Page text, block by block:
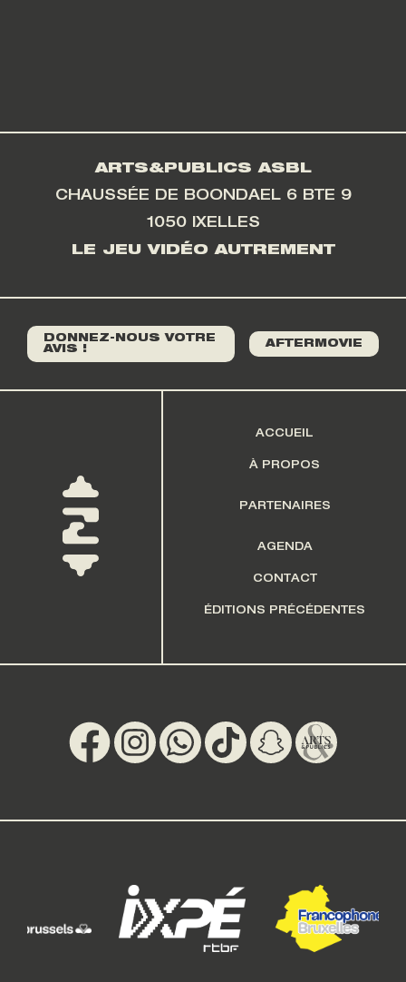
ARTS&PUBLICS ASBL
CHAUSSÉE DE BOONDAEL 6 BTE 9
1050 IXELLES
LE JEU VIDÉO AUTREMENT
DONNEZ-NOUS VOTRE
AVIS !
AFTERMOVIE
ACCUEIL
À PROPOS
PARTENAIRES
AGENDA
CONTACT
ÉDITIONS PRÉCÉDENTES